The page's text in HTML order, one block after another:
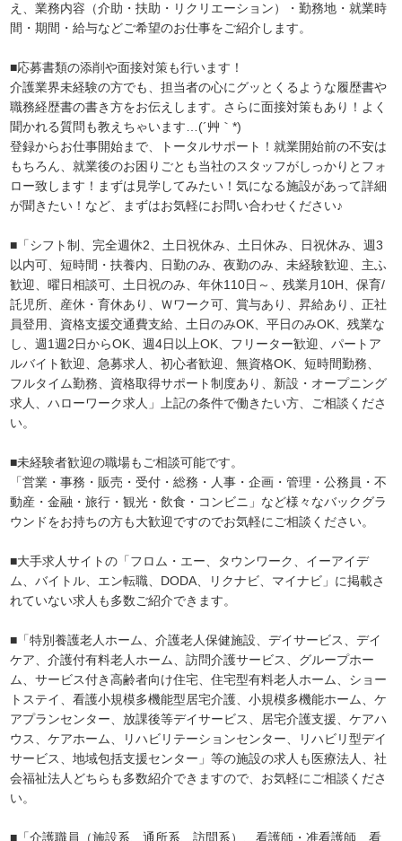
え、業務内容（介助・扶助・リクリエーション）・勤務地・就業時
間・期間・給与などご希望のお仕事をご紹介します。
■応募書類の添削や面接対策も行います！
介護業界未経験の方でも、担当者の心にグッとくるような履歴書や
職務経歴書の書き方をお伝えします。さらに面接対策もあり！よく
聞かれる質問も教えちゃいます…(´艸｀*)
登録からお仕事開始まで、トータルサポート！就業開始前の不安は
もちろん、就業後のお困りごとも当社のスタッフがしっかりとフォ
ロー致します！まずは見学してみたい！気になる施設があって詳細
が聞きたい！など、まずはお気軽にお問い合わせください♪
■「シフト制、完全週休2、土日祝休み、土日休み、日祝休み、週3
以内可、短時間・扶養内、日勤のみ、夜勤のみ、未経験歓迎、主ふ
歓迎、曜日相談可、土日祝のみ、年休110日～、残業月10H、保育/
託児所、産休・育休あり、Ｗワーク可、賞与あり、昇給あり、正社
員登用、資格支援交通費支給、土日のみOK、平日のみOK、残業な
し、週1週2日からOK、週4日以上OK、フリーター歓迎、パートア
ルバイト歓迎、急募求人、初心者歓迎、無資格OK、短時間勤務、
フルタイム勤務、資格取得サポート制度あり、新設・オープニング
求人、ハローワーク求人」上記の条件で働きたい方、ご相談くださ
い。
■未経験者歓迎の職場もご相談可能です。
「営業・事務・販売・受付・総務・人事・企画・管理・公務員・不
動産・金融・旅行・観光・飲食・コンビニ」など様々なバックグラ
ウンドをお持ちの方も大歓迎ですのでお気軽にご相談ください。
■大手求人サイトの「フロム・エー、タウンワーク、イーアイデ
ム、バイトル、エン転職、DODA、リクナビ、マイナビ」に掲載さ
れていない求人も多数ご紹介できます。
■「特別養護老人ホーム、介護老人保健施設、デイサービス、デイ
ケア、介護付有料老人ホーム、訪問介護サービス、グループホー
ム、サービス付き高齢者向け住宅、住宅型有料老人ホーム、ショー
トステイ、看護小規模多機能型居宅介護、小規模多機能ホーム、ケ
アプランセンター、放課後等デイサービス、居宅介護支援、ケアハ
ウス、ケアホーム、リハビリテーションセンター、リハビリ型デイ
サービス、地域包括支援センター」等の施設の求人も医療法人、社
会福祉法人どちらも多数紹介できますので、お気軽にご相談くださ
い。
■「介護職員（施設系、通所系、訪問系）、看護師・准看護師、看